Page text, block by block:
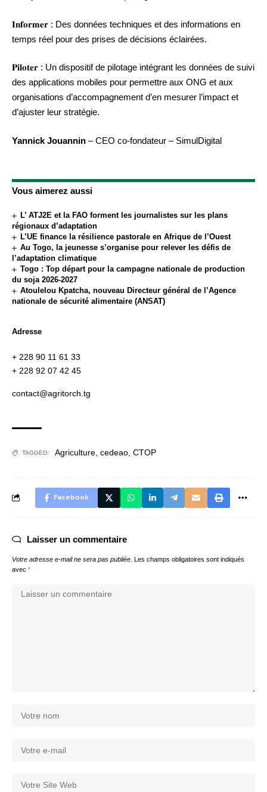
𝐈𝐧𝐟𝐨𝐫𝐦𝐞𝐫 : Des données techniques et des informations en
temps réel pour des prises de décisions éclairées.
𝐏𝐢𝐥𝐨𝐭𝐞𝐫 : Un dispositif de pilotage intégrant les données de suivi
des applications mobiles pour permettre aux ONG et aux
organisations d’accompagnement d’en mesurer l’impact et
d’ajuster leur stratégie.
Yannick Jouannin – CEO co-fondateur – SimulDigital
Vous aimerez aussi
L’ ATJ2E et la FAO forment les journalistes sur les plans
régionaux d’adaptation
L’UE finance la résilience pastorale en Afrique de l’Ouest
Au Togo, la jeunesse s’organise pour relever les défis de
l’adaptation climatique
Togo : Top départ pour la campagne nationale de production
du soja 2026-2027
Atoulelou Kpatcha, nouveau Directeur général de l’Agence
nationale de sécurité alimentaire (ANSAT)
Adresse
+ 228 90 11 61 33
+ 228 92 07 42 45
contact@agritorch.tg
TAGGED: Agriculture, cedeao, CTOP
Facebook
Laisser un commentaire
Votre adresse e-mail ne sera pas publiée. Les champs obligatoires sont indiqués
avec *